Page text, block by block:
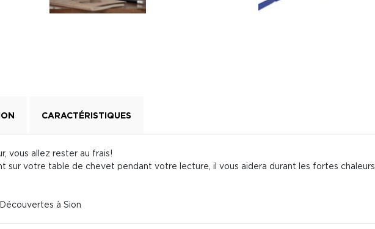
CARACTÉRISTIQUES
vous allez rester au frais!
sur votre table de chevet pendant votre lecture, il vous aidera durant les fortes chaleurs.
à Sion